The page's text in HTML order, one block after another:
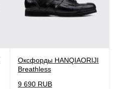
Оксфорды HANQIAORIJI
Breathless
9 690 RUB